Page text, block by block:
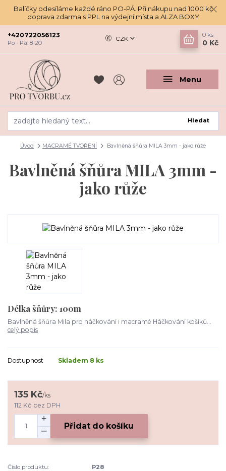
Balíčky odesíláme každé ráno PO-PÁ. Při nákupu nad 1000 kč
doprava zdarma s PPL na výdejní místa a ALZA BOXY
Menu
CZK
Hledat
+420722056123
Po - Pá: 8-20
0 ks
0 Kč
Úvod MACRAMÉ TVOŘENÍ Bavlněná šňůra MILA 3mm - jako růže
Bavlněná šňůra MILA 3mm -
jako růže
Délka šňůry: 100m
Bavlněná šňůra Mila pro háčkování i macramé Háčkování košíků...
celý popis
Dostupnost Skladem 8 ks
135 Kč/ks
112 Kč bez DPH
Přidat do košíku
Číslo produktu:
P28